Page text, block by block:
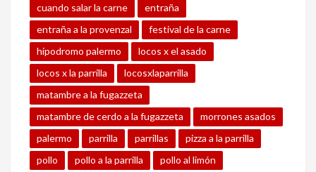
cuando salar la carne
entraña
entraña a la provenzal
festival de la carne
hipodromo palermo
locos x el asado
locos x la parrilla
locosxlaparrilla
matambre a la fugazzeta
matambre de cerdo a la fugazzeta
morrones asados
palermo
parrilla parrillas
pizza a la parrilla
pollo
pollo a la parrilla
pollo al limón